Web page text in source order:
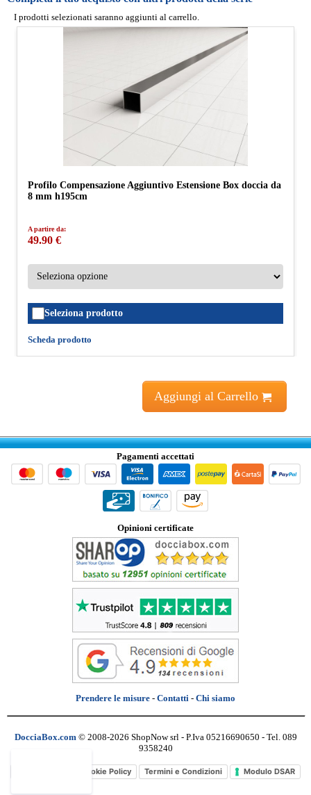
I prodotti selezionati saranno aggiunti al carrello.
Profilo Compensazione Aggiuntivo Estensione Box doccia da
8 mm h195cm
A partire da:
49.90 €
Seleziona prodotto
Scheda prodotto
Aggiungi al Carrello
Pagamenti accettati
Opinioni certificate
Prendere le misure - Contatti - Chi siamo
DocciaBox.com © 2008-2026 ShopNow srl - P.Iva 05216690650 - Tel. 089
9358240
Cookie Policy Termini e Condizioni Modulo DSAR